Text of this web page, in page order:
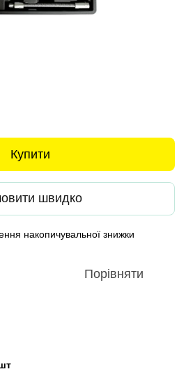
Купити
швидко
накопичувальної знижки
Порівняти